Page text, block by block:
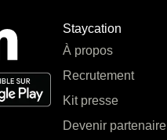
Staycation
À propos
Recrutement
Kit presse
Devenir partenaire